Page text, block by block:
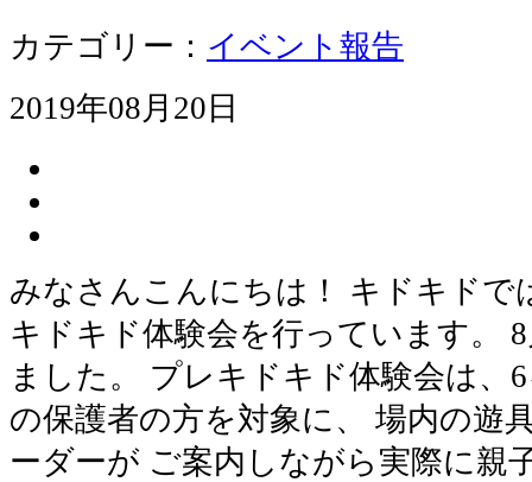
カテゴリー： イベント報告
2019年08月20日
みなさんこんにちは！ キドキドで
キドキド体験会を行っています。
ました。 プレキドキド体験会は、
の保護者の方を対象に、 場内の遊
ーダーが ご案内しながら実際に親